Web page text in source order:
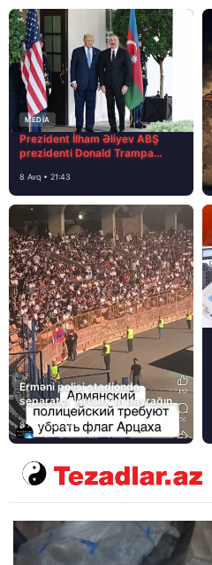
MEDİA
Prezident İlham Əliyev ABŞ
prezidenti Donald Trampa
8 Avq • 21:43
Erməni polisi stadionda
separatçı “Artsax”ın bayrağını
müsadirə etdi və…
8 Avq • 08:39